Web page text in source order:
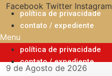
para
conteúdo
Facebook Twitter Instagram
política de privacidade
contato / expediente
Menu
política de privacidade
contato / expediente
9 de Agosto de 2026